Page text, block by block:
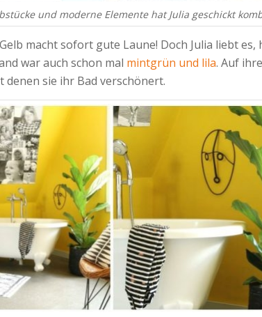
und moderne Elemente hat Julia geschickt
macht sofort gute Laune! Doch Julia liebt
war auch schon mal mintgrün und lila. Auf
denen sie ihr Bad verschönert.